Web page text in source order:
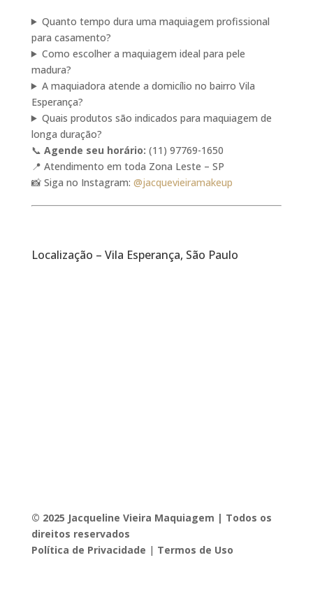
Quanto tempo dura uma maquiagem profissional
para casamento?
Como escolher a maquiagem ideal para pele
madura?
A maquiadora atende a domicílio no bairro Vila
Esperança?
Quais produtos são indicados para maquiagem de
longa duração?
📞 Agende seu horário: (11) 97769-1650
📍 Atendimento em toda Zona Leste – SP
📸 Siga no Instagram: @jacquevieiramakeup
Localização – Vila Esperança, São Paulo
© 2025 Jacqueline Vieira Maquiagem | Todos os
direitos reservados
Política de Privacidade | Termos de Uso